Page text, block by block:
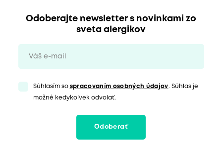
Odoberajte newsletter s novinkami zo
sveta alergikov
Súhlasím so spracovaním osobných údajov. Súhlas je
možné kedykoľvek odvolať.
Odoberať